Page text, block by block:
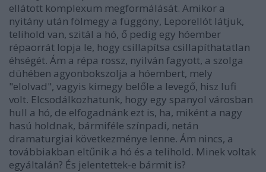
ellátott komplexum megformálását. Amikor a
nyitány után fölmegy a függöny, Leporellót látjuk,
telihold van, szitál a hó, ő pedig egy hóember
répaorrát lopja le, hogy csillapítsa csillapíthatatlan
éhségét. Ám a répa rossz, nyilván fagyott, a szolga
dühében agyonbokszolja a hóembert, mely
"elolvad", vagyis kimegy belőle a levegő, hisz lufi
volt. Elcsodálkozhatunk, hogy egy spanyol városban
hull a hó, de elfogadnánk ezt is, ha, miként a nagy
hasú holdnak, bármiféle színpadi, netán
dramaturgiai következménye lenne. Ám nincs, a
továbbiakban eltűnik a hó és a telihold. Minek voltak
egyáltalán? És jelentettek-e bármit is?